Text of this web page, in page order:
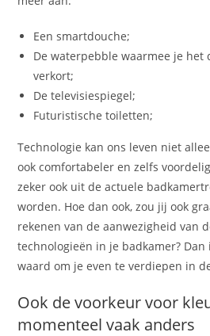
Een smartdouche;
De waterpebble waarmee je het
verkort;
De televisiespiegel;
Futuristische toiletten;
Technologie kan ons leven niet
ook comfortabeler en zelfs
zeker ook uit de actuele
worden. Hoe dan ook, zou jij ook
rekenen van de aanwezigheid van
technologieën in je badkamer?
waard om je even te verdiepen in
Ook de voorkeur voor
momenteel vaak anders